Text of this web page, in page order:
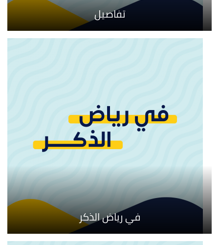
تفاصيل
في رياض الذكر